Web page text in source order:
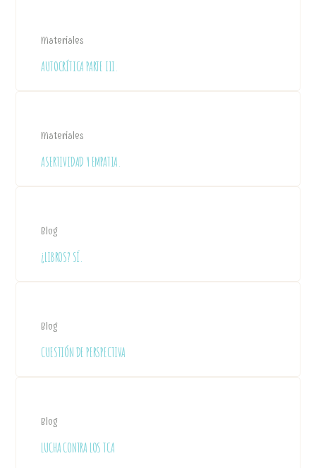
Materiales
AUTOCRÍTICA PARTE III.
Materiales
ASERTIVIDAD Y EMPATIA.
Blog
¿LIBROS? SÍ.
Blog
CUESTIÓN DE PERSPECTIVA
Blog
LUCHA CONTRA LOS TCA